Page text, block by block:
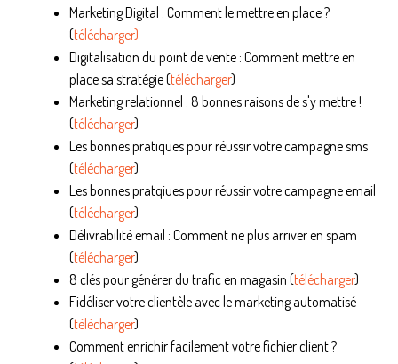
Marketing Digital : Comment le mettre en place ?
(télécharger)
Digitalisation du point de vente : Comment mettre en
place sa stratégie (télécharger)
Marketing relationnel : 8 bonnes raisons de s'y mettre !
(télécharger)
Les bonnes pratiques pour réussir votre campagne sms
(télécharger)
Les bonnes pratqiues pour réussir votre campagne email
(télécharger)
Délivrabilité email : Comment ne plus arriver en spam
(télécharger)
8 clés pour générer du trafic en magasin (télécharger)
Fidéliser votre clientèle avec le marketing automatisé
(télécharger)
Comment enrichir facilement votre fichier client ?